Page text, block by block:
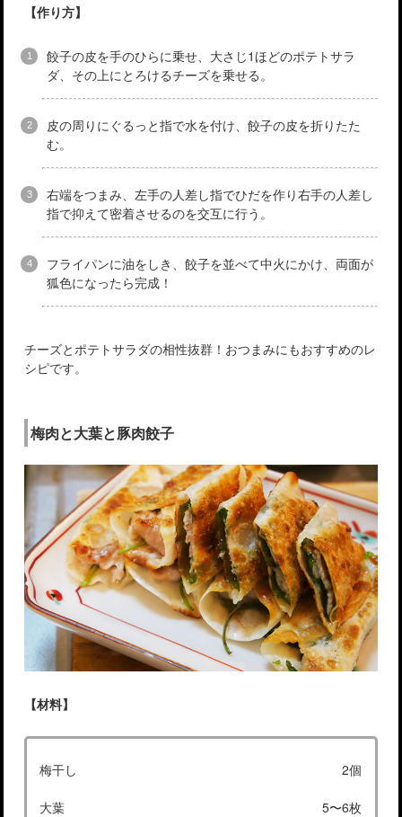
【作り方】
餃子の皮を手のひらに乗せ、大さじ1ほどのポテトサラ
ダ、その上にとろけるチーズを乗せる。
皮の周りにぐるっと指で水を付け、餃子の皮を折りたた
む。
右端をつまみ、左手の人差し指でひだを作り右手の人差し
指で抑えて密着させるのを交互に行う。
フライパンに油をしき、餃子を並べて中火にかけ、両面が
狐色になったら完成！
チーズとポテトサラダの相性抜群！おつまみにもおすすめのレ
シピです。
梅肉と大葉と豚肉餃子
【材料】
梅干し 2個
大葉 5〜6枚